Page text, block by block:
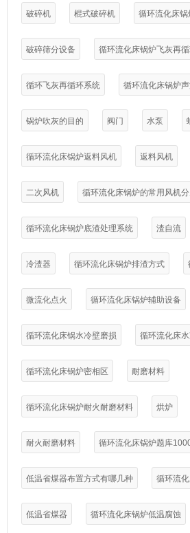
破碎机 棍式破碎机 循环流化床
破碎筛分设备 循环流化床锅炉飞灰再
循环飞灰再循环系统 循环流化床锅炉
锅炉吹灰的目的 阀门 水泵
循环流化床锅炉返料风机 返料风机
二次风机 循环流化床锅炉的常用风机
循环流化床锅炉底渣处理系统 渣自流
冷渣器 循环流化床锅炉排渣方式
微流化点火 循环流化床锅炉辅助设备
循环流化床锅水冷壁磨损 循环流化床
循环流化床锅炉密相区 耐磨材料
循环流化床锅炉耐火耐磨材料 烘炉
耐火耐磨材料 循环流化床锅炉题库
低温省煤器布置方式有哪几种 循环流
低温省煤器 循环流化床锅炉低温腐蚀